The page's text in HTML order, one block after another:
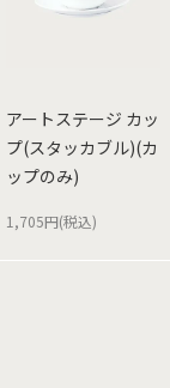
アートステージ カッ
プ(スタッカブル)(カ
ップのみ)
1,705円(税込)